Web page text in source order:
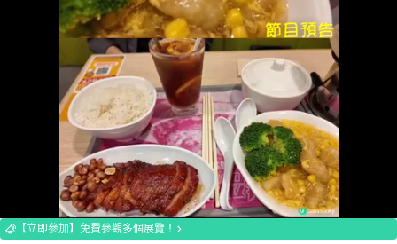
Loaded:
100.00%
【立即參加】免費參觀多個展覽！